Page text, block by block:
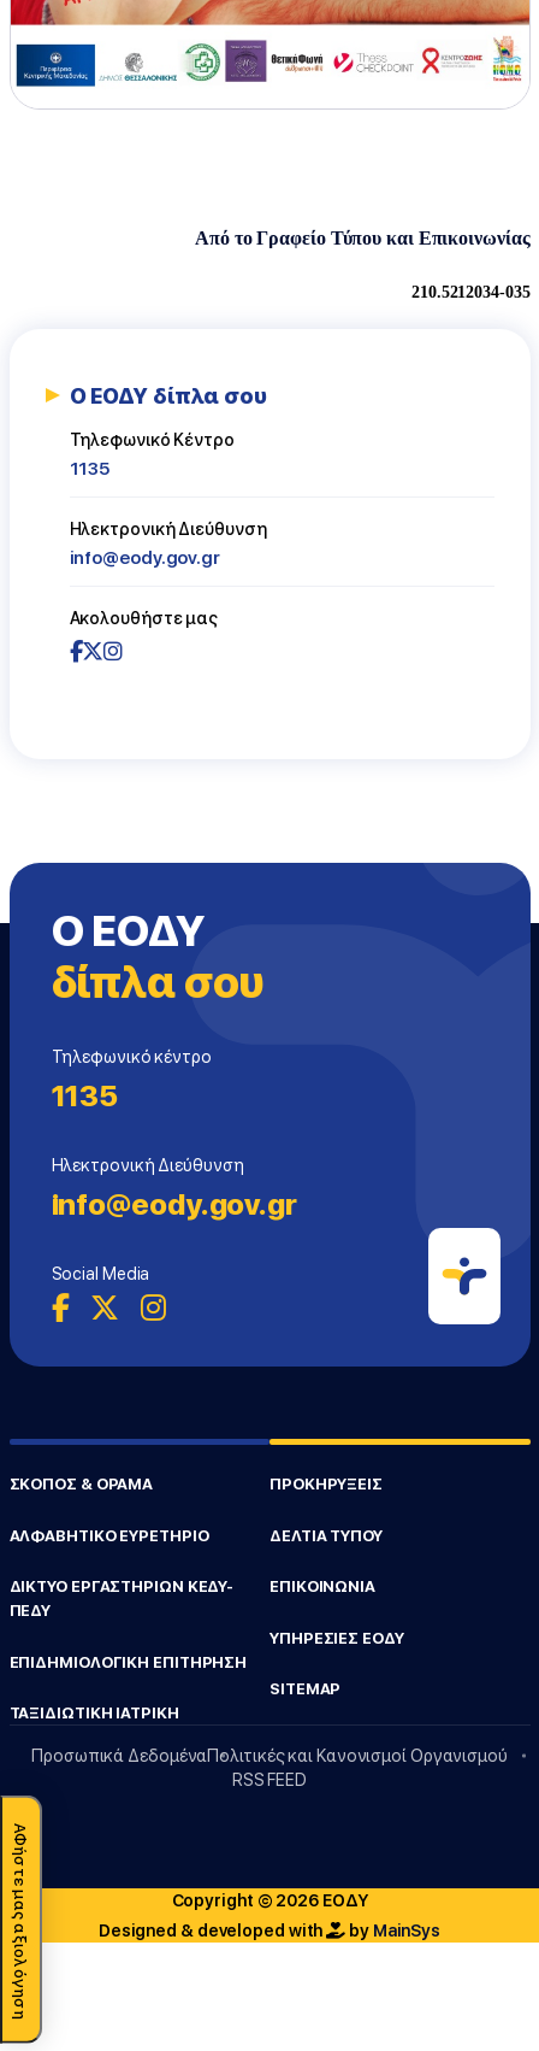
ΑΦήστε μας αξιολόγηση
Από το Γραφείο Τύπου και Επικοινωνίας
210.5212034-035
Ο ΕΟΔΥ δίπλα σου
Τηλεφωνικό Κέντρο
1135
Ηλεκτρονική Διεύθυνση
info@eody.gov.gr
Ακολουθήστε μας
Ο ΕΟΔΥ
δίπλα σου
Τηλεφωνικό κέντρο
1135
Ηλεκτρονική Διεύθυνση
info@eody.gov.gr
Social Media
ΣΚΟΠΟΣ & ΟΡΑΜΑ
ΑΛΦΑΒΗΤΙΚΟ ΕΥΡΕΤΗΡΙΟ
ΔΙΚΤΥΟ ΕΡΓΑΣΤΗΡΙΩΝ ΚΕΔΥ-
ΠΕΔΥ
ΕΠΙΔΗΜΙΟΛΟΓΙΚΗ ΕΠΙΤΗΡΗΣΗ
ΤΑΞΙΔΙΩΤΙΚΗ ΙΑΤΡΙΚΗ
ΠΡΟΚΗΡΥΞΕΙΣ
ΔΕΛΤΙΑ ΤΥΠΟΥ
ΕΠΙΚΟΙΝΩΝΙΑ
ΥΠΗΡΕΣΙΕΣ ΕΟΔΥ
SITEMAP
Προσωπικά ΔεδομέναΠολιτικές και Κανονισμοί Οργανισμού
RSS FEED
Copyright © 2026 ΕΟΔΥ
Designed & developed with
by MainSys